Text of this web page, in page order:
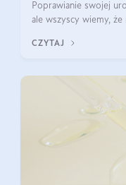
Poprawianie swojej
ale wszyscy wiemy,
zewnętrzny
CZYTAJ